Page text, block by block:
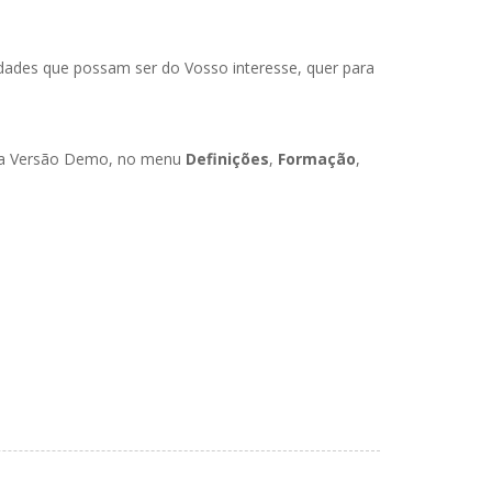
que possam ser do Vosso interesse, quer para
Versão Demo, no menu Definições, Formação,